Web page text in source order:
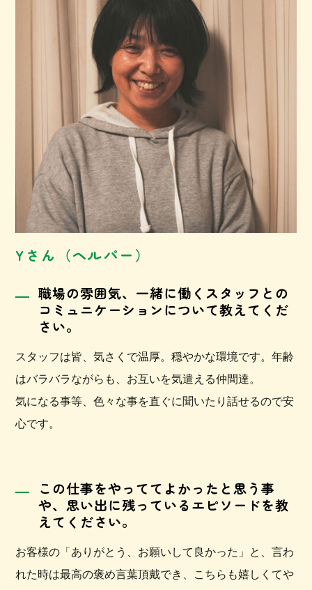
Yさん（ヘルパー）
職場の雰囲気、一緒に働くスタッフとの
コミュニケーションについて教えてくだ
さい。
スタッフは皆、気さくで温厚。穏やかな環境です。年齢
はバラバラながらも、お互いを気遣える仲間達。
気になる事等、色々な事を直ぐに聞いたり話せるので安
心です。
この仕事をやっててよかったと思う事
や、 思い出に残っているエピソードを教
えてください。
お客様の「ありがとう、お願いして良かった」と、言わ
れた時は最高の褒め言葉頂戴でき、こちらも嬉しくてや